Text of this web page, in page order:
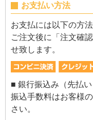
お支払い方法
お支払には以下の方
ご注文後に「注文確
せ致します。
■ 銀行振込み（先払い
振込手数料はお客様
さい。